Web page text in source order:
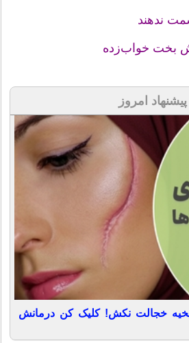
ندهند
بخت خواب‌زده
پیشنهاد امروز
خجالت نکش! کلیک کن درمانش